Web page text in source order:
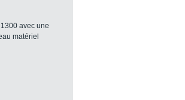
avec une
matériel